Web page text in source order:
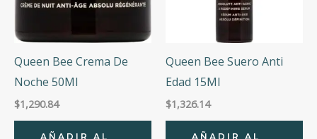
Queen Bee Crema De
Noche 50Ml
$1,290.84
AÑADIR AL
Queen Bee Suero Anti
Edad 15Ml
$1,326.14
AÑADIR AL